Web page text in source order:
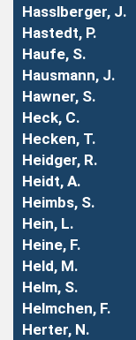
Hasslberger, J.
Hastedt, P.
Haufe, S.
Hausmann, J.
Hawner, S.
Heck, C.
Hecken, T.
Heidger, R.
Heidt, A.
Heimbs, S.
Hein, L.
Heine, F.
Held, M.
Helm, S.
Helmchen, F.
Herter, N.